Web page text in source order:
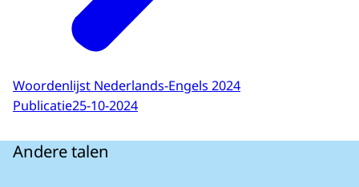
Woordenlijst Nederlands-Engels 2024
Publicatie25-10-2024
Andere talen